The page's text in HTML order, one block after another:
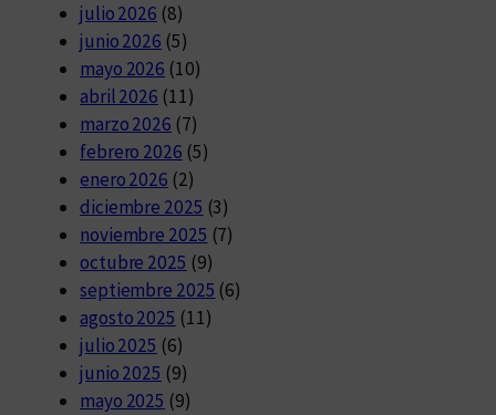
julio 2026 (8)
junio 2026 (5)
mayo 2026 (10)
abril 2026 (11)
marzo 2026 (7)
febrero 2026 (5)
enero 2026 (2)
diciembre 2025 (3)
noviembre 2025 (7)
octubre 2025 (9)
septiembre 2025 (6)
agosto 2025 (11)
julio 2025 (6)
junio 2025 (9)
mayo 2025 (9)